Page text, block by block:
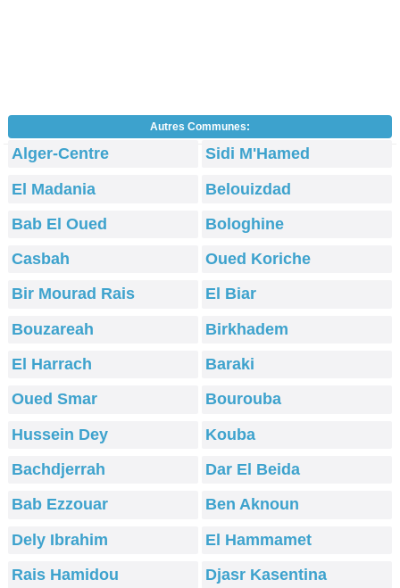
Autres Communes:
Alger-Centre
Sidi M'Hamed
El Madania
Belouizdad
Bab El Oued
Bologhine
Casbah
Oued Koriche
Bir Mourad Rais
El Biar
Bouzareah
Birkhadem
El Harrach
Baraki
Oued Smar
Bourouba
Hussein Dey
Kouba
Bachdjerrah
Dar El Beida
Bab Ezzouar
Ben Aknoun
Dely Ibrahim
El Hammamet
Rais Hamidou
Djasr Kasentina